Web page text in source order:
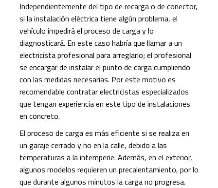
Independientemente del tipo de recarga o de conector,
si la instalación eléctrica tiene algún problema, el
vehículo impedirá el proceso de carga y lo
diagnosticará. En este caso habría que llamar a un
electricista profesional para arreglarlo; el profesional
se encargar de instalar el punto de carga cumpliendo
con las medidas necesarias. Por este motivo es
recomendable contratar electricistas especializados
que tengan experiencia en este tipo de instalaciones
en concreto.
El proceso de carga es más eficiente si se realiza en
un garaje cerrado y no en la calle, debido a las
temperaturas a la intemperie. Además, en el exterior,
algunos modelos requieren un precalentamiento, por lo
que durante algunos minutos la carga no progresa.